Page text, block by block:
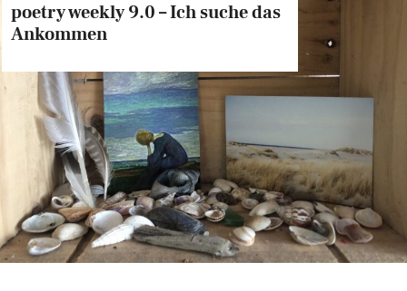
poetry weekly 9.0 – Ich suche das
Ankommen